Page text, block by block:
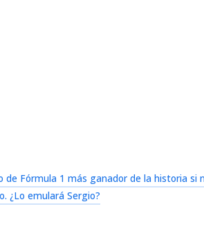
de Fórmula 1 más ganador de la historia si
¿Lo emulará Sergio?